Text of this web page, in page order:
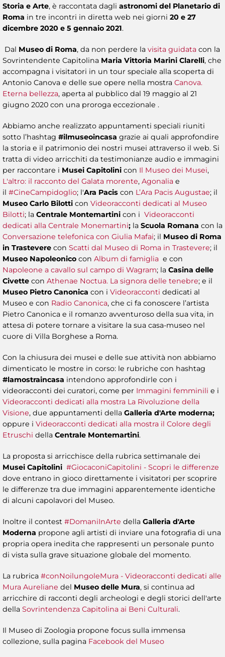
Storia e Arte, è raccontata dagli astronomi del Planetario di
Roma in tre incontri in diretta web nei giorni 20 e 27
dicembre 2020 e 5 gennaio 2021.
Dal Museo di Roma, da non perdere la visita guidata con la
Sovrintendente Capitolina Maria Vittoria Marini Clarelli, che
accompagna i visitatori in un tour speciale alla scoperta di
Antonio Canova e delle sue opere nella mostra Canova.
Eterna bellezza, aperta al pubblico dal 19 maggio al 21
giugno 2020 con una proroga eccezionale .
Abbiamo anche realizzato appuntamenti speciali riuniti
sotto l’hashtag #ilmuseoincasa grazie ai quali approfondire
la storia e il patrimonio dei nostri musei attraverso il web. Si
tratta di video arricchiti da testimonianze audio e immagini
per raccontare i Musei Capitolini con Il Museo dei Musei,
L'altro: il racconto del Galata morente, Agonalia e
il #CineCampidoglio; l'Ara Pacis con L’Ara Pacis Augustae; il
Museo Carlo Bilotti con Videoracconti dedicati al Museo
Bilotti; la Centrale Montemartini con i Videoracconti
dedicati alla Centrale Monemartini; la Scuola Romana con la
Conversazione telefonica con Giulia Mafai; il Museo di Roma
in Trastevere con Scatti dal Museo di Roma in Trastevere; il
Museo Napoleonico con Album di famiglia e con
Napoleone a cavallo sul campo di Wagram; la Casina delle
Civette con Athenae Noctua. La signora delle tenebre; e il
Museo Pietro Canonica con i Videoracconti dedicati al
Museo e con Radio Canonica, che ci fa conoscere l’artista
Pietro Canonica e il romanzo avventuroso della sua vita, in
attesa di potere tornare a visitare la sua casa-museo nel
cuore di Villa Borghese a Roma.
Con la chiusura dei musei e delle sue attività non abbiamo
dimenticato le mostre in corso: le rubriche con hashtag
#lamostraincasa intendono approfondirle con i
videoracconti dei curatori, come per Immagini femminili e i
Videoracconti dedicati alla mostra La Rivoluzione della
Visione, due appuntamenti della Galleria d'Arte moderna;
oppure i Videoracconti dedicati alla mostra il Colore degli
Etruschi della Centrale Montemartini.
La proposta si arricchisce della rubrica settimanale dei
Musei Capitolini #GiocaconiCapitolini - Scopri le differenze
dove entrano in gioco direttamente i visitatori per scoprire
le differenze tra due immagini apparentemente identiche
di alcuni capolavori del Museo.
Inoltre il contest #DomaniInArte della Galleria d'Arte
Moderna propone agli artisti di inviare una fotografia di una
propria opera inedita che rappresenti un personale punto
di vista sulla grave situazione globale del momento.
La rubrica #conNoilungoleMura - Videoracconti dedicati alle
Mura Aureliane del Museo delle Mura, si continua ad
arricchire di racconti degli archeologi e degli storici dell'arte
della Sovrintendenza Capitolina ai Beni Culturali.
Il Museo di Zoologia propone focus sulla immensa
collezione, sulla pagina Facebook del Museo